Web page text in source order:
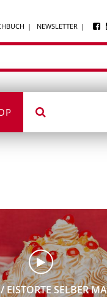
NEWSLETTER
EISTORTE SELBER